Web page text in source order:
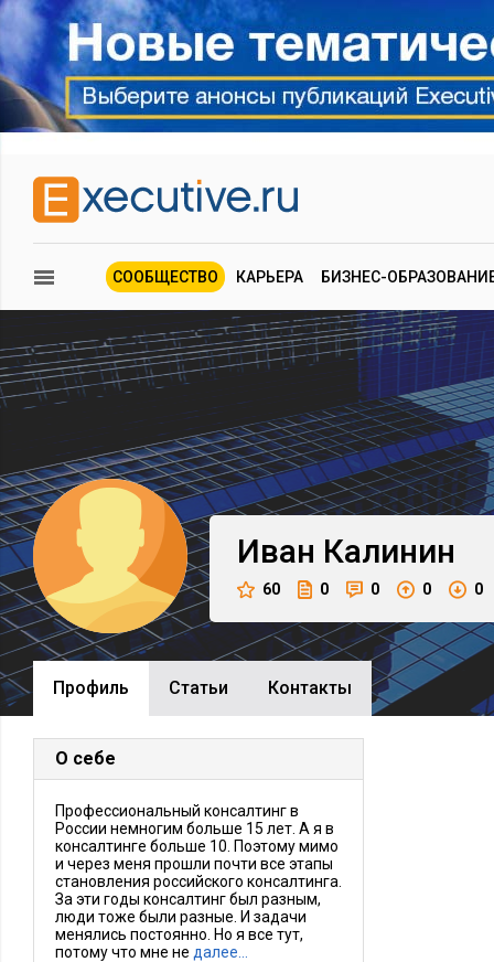
СООБЩЕСТВО КАРЬЕРА БИЗНЕС-
Иван Калинин
60 0 0 0 0
Профиль Cтатьи Контакты
О себе
Профессиональный консалтинг в
России немногим больше 15 лет. А я в
консалтинге больше 10. Поэтому мимо
и через меня прошли почти все этапы
становления российского консалтинга.
За эти годы консалтинг был разным,
люди тоже были разные. И задачи
менялись постоянно. Но я все тут,
потому что мне не далее…